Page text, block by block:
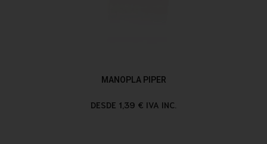
MANOPLA PIPER
DESDE 1,39 € IVA INC.